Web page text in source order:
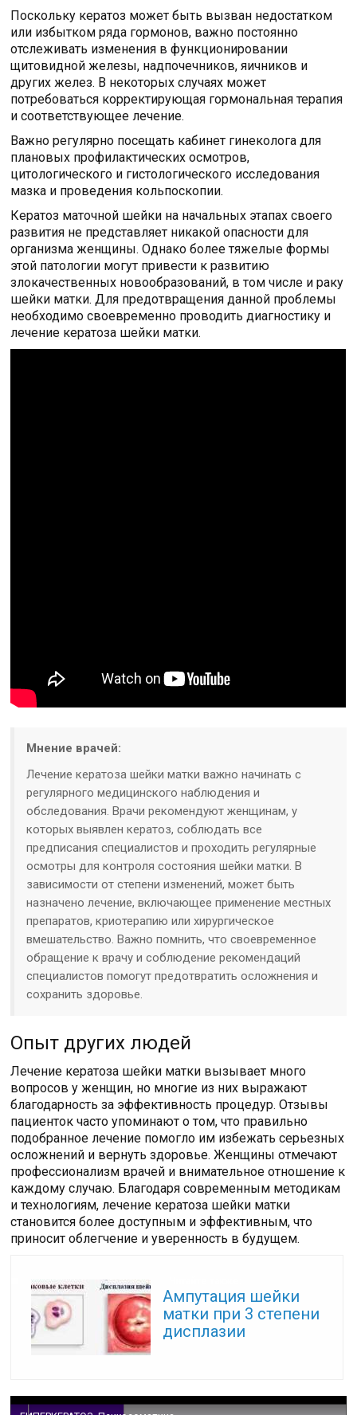
Поскольку кератоз может быть вызван недостатком
или избытком ряда гормонов, важно постоянно
отслеживать изменения в функционировании
щитовидной железы, надпочечников, яичников и
других желез. В некоторых случаях может
потребоваться корректирующая гормональная терапия
и соответствующее лечение.
Важно регулярно посещать кабинет гинеколога для
плановых профилактических осмотров,
цитологического и гистологического исследования
мазка и проведения кольпоскопии.
Кератоз маточной шейки на начальных этапах своего
развития не представляет никакой опасности для
организма женщины. Однако более тяжелые формы
этой патологии могут привести к развитию
злокачественных новообразований, в том числе и раку
шейки матки. Для предотвращения данной проблемы
необходимо своевременно проводить диагностику и
лечение кератоза шейки матки.
Мнение врачей:
Лечение кератоза шейки матки важно начинать с
регулярного медицинского наблюдения и
обследования. Врачи рекомендуют женщинам, у
которых выявлен кератоз, соблюдать все
предписания специалистов и проходить регулярные
осмотры для контроля состояния шейки матки. В
зависимости от степени изменений, может быть
назначено лечение, включающее применение местных
препаратов, криотерапию или хирургическое
вмешательство. Важно помнить, что своевременное
обращение к врачу и соблюдение рекомендаций
специалистов помогут предотвратить осложнения и
сохранить здоровье.
Опыт других людей
Лечение кератоза шейки матки вызывает много
вопросов у женщин, но многие из них выражают
благодарность за эффективность процедур. Отзывы
пациенток часто упоминают о том, что правильно
подобранное лечение помогло им избежать серьезных
осложнений и вернуть здоровье. Женщины отмечают
профессионализм врачей и внимательное отношение к
каждому случаю. Благодаря современным методикам
и технологиям, лечение кератоза шейки матки
становится более доступным и эффективным, что
приносит облегчение и уверенность в будущем.
Ампутация шейки
матки при 3 степени
дисплазии